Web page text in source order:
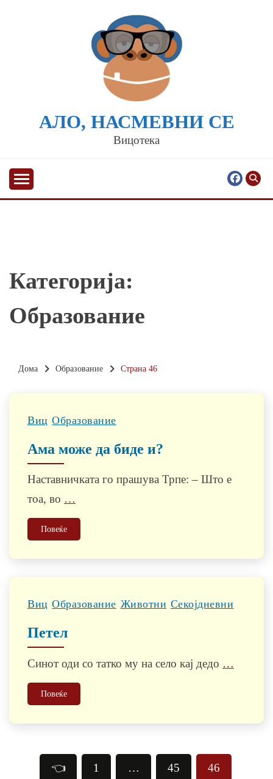
АЛО, НАСМЕВНИ СЕ
Вицотека
Категорија:
Образованиe
Дома Образованиe Страна 46
Виц Образованиe
Ама може да биде и?
Наставничката го прашува Трпе: – Што е
тоа, во …
Повеќе
Виц Образованиe Животни Секојдневни
Петел
Синот оди со татко му на село кај дедо …
Повеќе
👈 1 … 45 46